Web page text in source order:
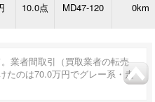
10.0点 MD47-120 0km
業者間取引（買取業者の転売
たのは70.0万円でグレー系・走